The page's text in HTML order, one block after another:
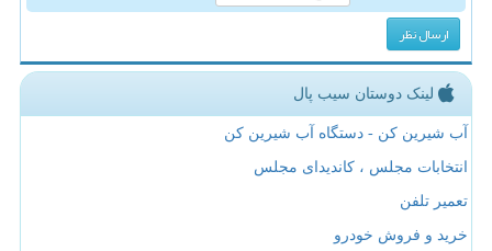
لینک دوستان سیب پال
آب شیرین کن - دستگاه آب شیرین کن
انتخابات مجلس ، کاندیدای مجلس
تعمیر تلفن
خرید و فروش خودرو